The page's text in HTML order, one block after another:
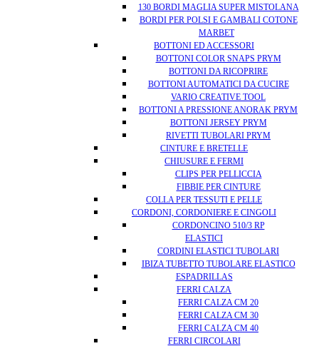
130 BORDI MAGLIA SUPER MISTOLANA
BORDI PER POLSI E GAMBALI COTONE
MARBET
BOTTONI ED ACCESSORI
BOTTONI COLOR SNAPS PRYM
BOTTONI DA RICOPRIRE
BOTTONI AUTOMATICI DA CUCIRE
VARIO CREATIVE TOOL
BOTTONI A PRESSIONE ANORAK PRYM
BOTTONI JERSEY PRYM
RIVETTI TUBOLARI PRYM
CINTURE E BRETELLE
CHIUSURE E FERMI
CLIPS PER PELLICCIA
FIBBIE PER CINTURE
COLLA PER TESSUTI E PELLE
CORDONI, CORDONIERE E CINGOLI
CORDONCINO 510/3 RP
ELASTICI
CORDINI ELASTICI TUBOLARI
IBIZA TUBETTO TUBOLARE ELASTICO
ESPADRILLAS
FERRI CALZA
FERRI CALZA CM 20
FERRI CALZA CM 30
FERRI CALZA CM 40
FERRI CIRCOLARI